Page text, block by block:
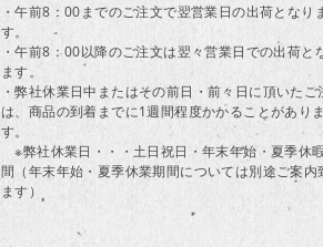
・午前8：00までのご注文で翌営業日の出荷となり
す。
・午前8：00以降のご注文は翌々営業日での出荷と
ます。
・弊社休業日中またはその前日・前々日に頂いたご
は、商品の到着までに1週間程度かかることがありま
す。
※弊社休業日・・・土日祝日・年末年始・夏季休
間（年末年始・夏季休業期間については別途ご案内
ます）